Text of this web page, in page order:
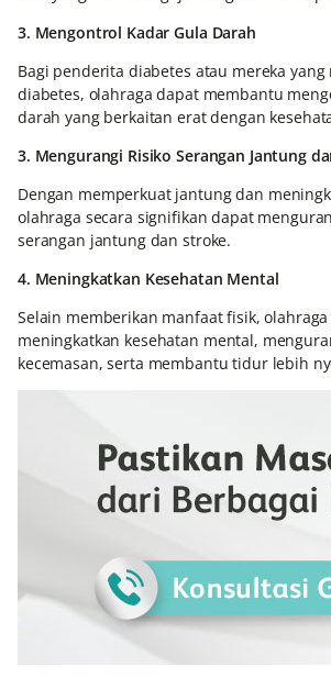
3. Mengontrol Kadar Gula Darah
Bagi penderita diabetes atau mereka
diabetes, olahraga dapat membantu
darah yang berkaitan erat dengan
3. Mengurangi Risiko Serangan Jantung
Dengan memperkuat jantung dan
olahraga secara signifikan dapat
serangan jantung dan stroke.
4. Meningkatkan Kesehatan Mental
Selain memberikan manfaat fisik,
meningkatkan kesehatan mental,
kecemasan, serta membantu tidur lebih